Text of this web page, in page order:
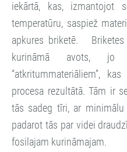
iekārtā, kas, izmantojot
temperatūru, saspiež
apkures briketē. B
kurināmā avots,
“atkritummateriāliem”,
procesa rezultātā. Tām ir
tās sadeg tīri, ar
padarot tās par videi
fosilajam kurināmajam.